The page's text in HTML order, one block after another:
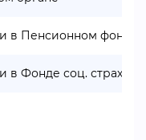
в Пенсионном фонде
в Фонде соц.